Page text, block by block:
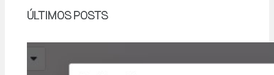
ÚLTIMOS POSTS